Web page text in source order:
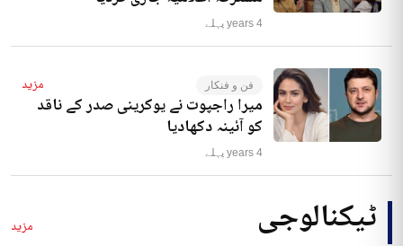
4 years پہلے
فن و فنکار مزید
میرا راجپوت نے یوکرینی صدر کے ناقد
کو آئینہ دکھادیا
4 years پہلے
ٹیکنالوجی مزید